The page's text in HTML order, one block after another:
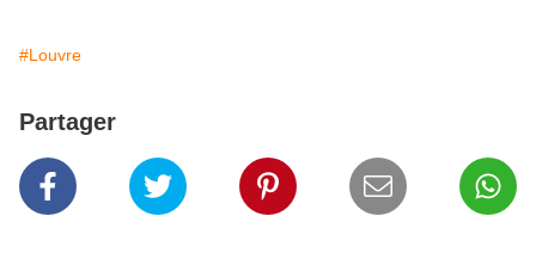
#Louvre
Partager